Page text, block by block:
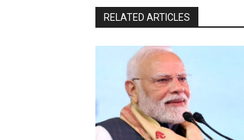
RELATED ARTICLES